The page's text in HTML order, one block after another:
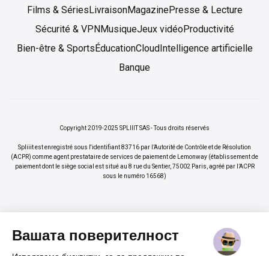
Вашата поверителност
Films & Séries LivraisonMagazinePresse & Lecture
Sécurité & VPN MusiqueJeux vidéoProductivité
Bien-être & Sports ÉducationCloud Intelligence artificielle
Banque
Copyright 2019-2025 SPLIIIT SAS - Tous droits réservés
Spliiit est enregistré sous l'identifiant 83716 par l’Autorité de Contrôle et de Résolution
(ACPR) comme agent prestataire de services de paiement de Lemonway (établissement de
paiement dont le siège social est situé au 8 rue du Sentier, 75002 Paris, agréé par l’ACPR
sous le numéro 16568)